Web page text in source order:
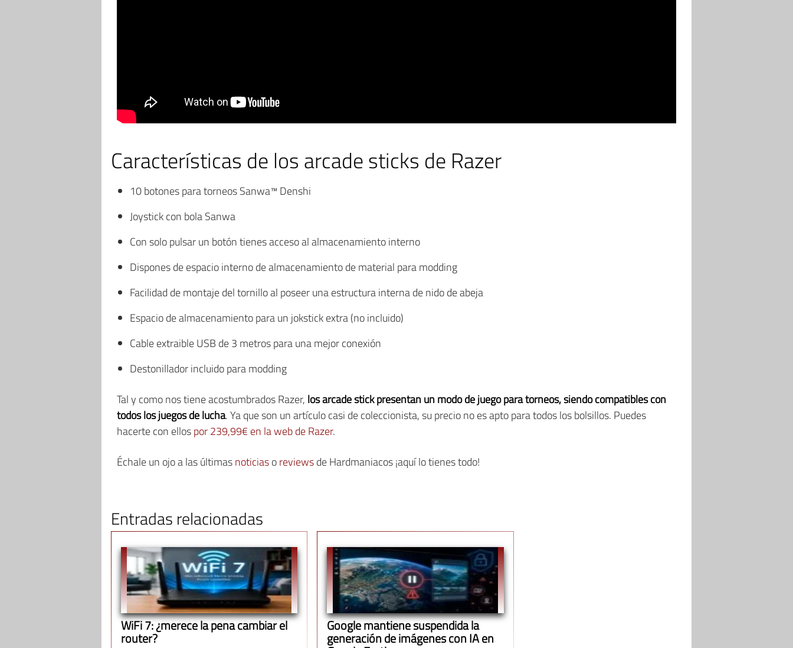
Características de los arcade sticks de Razer
10 botones para torneos Sanwa™ Denshi
Joystick con bola Sanwa
Con solo pulsar un botón tienes acceso al almacenamiento interno
Dispones de espacio interno de almacenamiento de material para modding
Facilidad de montaje del tornillo al poseer una estructura interna de nido de abeja
Espacio de almacenamiento para un jokstick extra (no incluido)
Cable extraible USB de 3 metros para una mejor conexión
Destonillador incluido para modding
Tal y como nos tiene acostumbrados Razer, los arcade stick presentan un modo de juego para torneos, siendo compatibles con
todos los juegos de lucha. Ya que son un artículo casi de coleccionista, su precio no es apto para todos los bolsillos. Puedes
hacerte con ellospor 239,99€ en la web de Razer.
Échale un ojo a las últimasnoticiasoreviewsde Hardmaniacos ¡aquí lo tienes todo!
Entradas relacionadas
WiFi 7: ¿merece la pena cambiar el
router?
Google mantiene suspendida la
generación de imágenes con IA en